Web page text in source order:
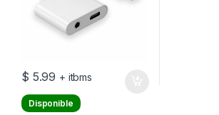
$ 5.99 + itbms
Disponible